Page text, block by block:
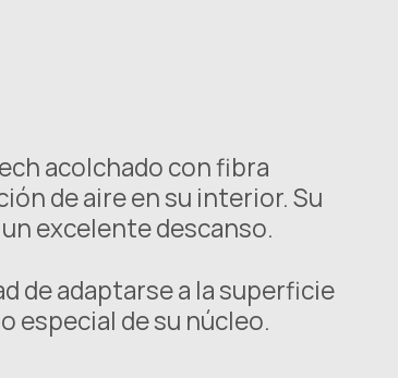
acolchado con fibra
de aire en su interior. Su
excelente descanso.
de adaptarse a la superficie
especial de su núcleo.